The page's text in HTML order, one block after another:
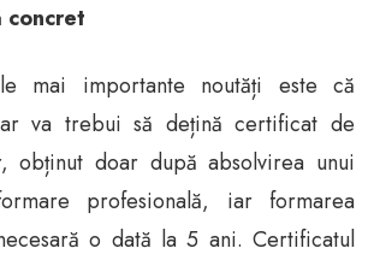
concret
mai importante noutăți este că
va trebui să dețină certificat de
obținut doar după absolvirea unui
profesională, iar formarea
o dată la 5 ani. Certificatul